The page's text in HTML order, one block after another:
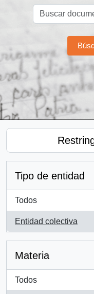
Tipo de entidad
Todos
Entidad colectiva
, 1 resultados
Materia
Todos